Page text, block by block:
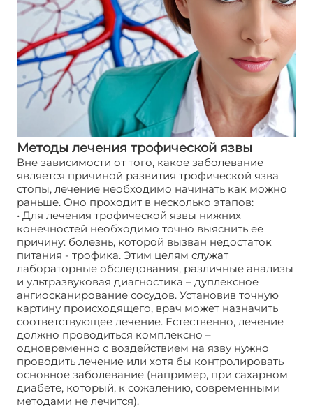
Методы лечения трофической язвы
Вне зависимости от того, какое заболевание
является причиной развития трофической язва
стопы, лечение необходимо начинать как можно
раньше. Оно проходит в несколько этапов:
• Для лечения трофической язвы нижних
конечностей необходимо точно выяснить ее
причину: болезнь, которой вызван недостаток
питания - трофика. Этим целям служат
лабораторные обследования, различные анализы
и ультразвуковая диагностика – дуплексное
ангиосканирование сосудов. Установив точную
картину происходящего, врач может назначить
соответствующее лечение. Естественно, лечение
должно проводиться комплексно –
одновременно с воздействием на язву нужно
проводить лечение или хотя бы контролировать
основное заболевание (например, при сахарном
диабете, который, к сожалению, современными
методами не лечится).